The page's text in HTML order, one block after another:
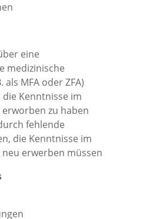
eine
medizinische
als MFA oder ZFA)
Kenntnisse im
zu haben
fehlende
die Kenntnisse im
erwerben müssen